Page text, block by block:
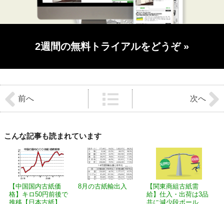
2週間の無料トライアルをどうぞ »
後
の
記
の
前へ 次へ
こんな記事も読まれています
【中国国内古紙価
格】キロ50円前後で
推移【日本古紙】...
8月の古紙輸出入
【関東商組古紙需
給】仕入・出荷は3品
共に減少段ボール...